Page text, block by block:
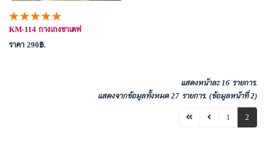
★★★★★
KM-114 กางเกงขาเดฟ
ราคา 290 .
แสดงหน้าละ 16 รายการ.
แสดงจากข้อมูลทั้งหมด 27 รายการ. (ข้อมูลหน้าที่ 2)
1 2